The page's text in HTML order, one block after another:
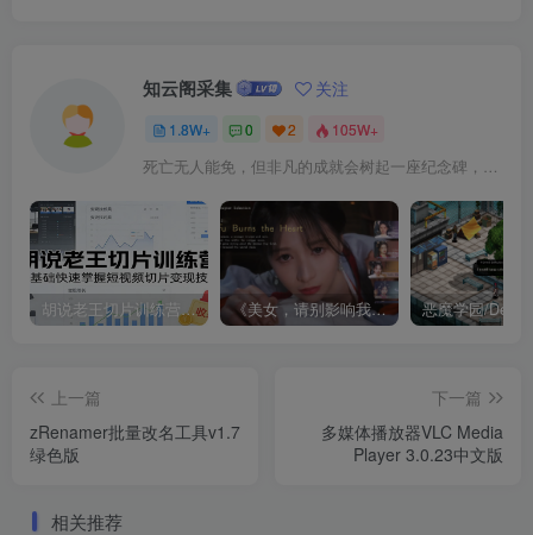
知云阁采集 关注
1.8W+ 0 2 105W+
死亡无人能免，但非凡的成就会树起一座纪念碑，它将一直立到太阳冷却之时
胡说老王切片训练营，零基础快速掌握短视频切片变现技巧 《美女，请别影响我成仙全球版》中文版
上一篇
zRenamer批量改名工具v1.7
绿色版
下一篇
多媒体播放器VLC Media
Player 3.0.23中文版
相关推荐